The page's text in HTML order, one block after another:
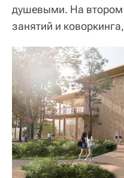
душевыми. На втором
занятий и